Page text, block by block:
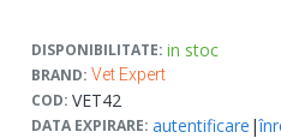
DISPONIBILITATE: in stoc
BRAND: Vet Expert
COD: VET42
DATA EXPIRARE: autentificare |